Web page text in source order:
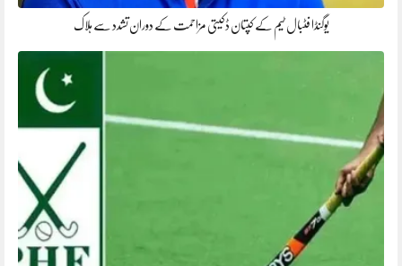
یوگنڈا فٹبال ٹیم کے کپتان ڈکیتی مزاحمت کے دوران تشدد سے ہلاک